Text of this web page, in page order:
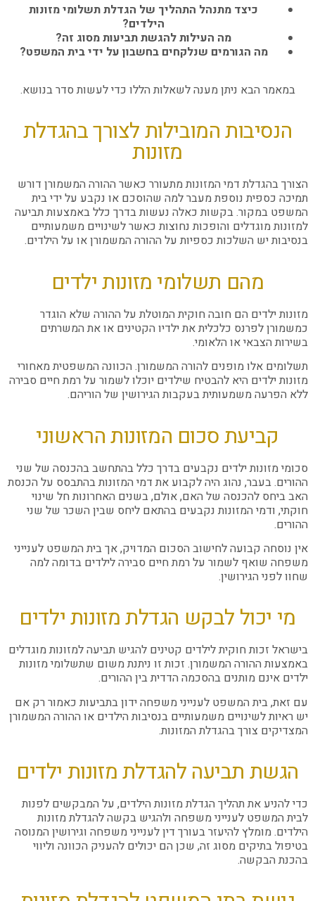
כיצד מתנהל התהליך של הגדלת תשלומי מזונות
הילדים?
מה העילות להגשת תביעות מסוג זה?
מה הגורמים שנלקחים בחשבון על ידי בית המשפט?
במאמר הבא ניתן מענה לשאלות הללו כדי לעשות סדר בנושא.
הנסיבות המובילות לצורך בהגדלת
מזונות
הצורך בהגדלת דמי המזונות מתעורר כאשר ההורה המשמורן דורש
תמיכה כספית נוספת מעבר למה שהוסכם או נקבע על ידי בית
המשפט במקור. בקשות כאלה נעשות בדרך כלל באמצעות תביעה
למזונות מוגדלים והופכות נחוצות כאשר לשינויים משמעותיים
בנסיבות יש השלכות כספיות על ההורה המשמורן או על הילדים.
מהם תשלומי מזונות ילדים
מזונות ילדים הם חובה חוקית המוטלת על ההורה שלא הוגדר
כמשמורן לפרנס כלכלית את ילדיו הקטינים או את המשרתים
בשירות הצבאי או הלאומי.
תשלומים אלו מופנים להורה המשמורן. הכוונה המשפטית מאחורי
מזונות ילדים היא להבטיח שילדים יוכלו לשמור על רמת חיים סבירה
ללא הפרעה משמעותית בעקבות הגירושין של הוריהם.
קביעת סכום המזונות הראשוני
סכומי מזונות ילדים נקבעים בדרך כלל בהתחשב בהכנסה של שני
ההורים. בעבר, נהוג היה לקבוע את דמי המזונות בהתבסס על הכנסת
האב ביחס להכנסה של האם, אולם, בשנים האחרונות חל שינוי
חוקתי, ודמי המזונות נקבעים בהתאם ליחס שבין השכר של שני
ההורים.
אין נוסחה קבועה לחישוב הסכום המדויק, אך בית המשפט לענייני
משפחה שואף לשמור על רמת חיים סבירה לילדים בדומה למה
שחוו לפני הגירושין.
מי יכול לבקש הגדלת מזונות ילדים
בישראל זכות חוקית לילדים קטינים להגיש תביעה למזונות מוגדלים
באמצעות ההורה המשמורן. זכות זו ניתנת משום שתשלומי מזונות
ילדים אינם מותנים בהסכמה הדדית בין ההורים.
עם זאת, בית המשפט לענייני משפחה ידון בתביעות כאמור רק אם
יש ראיות לשינויים משמעותיים בנסיבות הילדים או ההורה המשמורן
המצדיקים צורך בהגדלת המזונות.
הגשת תביעה להגדלת מזונות ילדים
כדי להניע את תהליך הגדלת מזונות הילדים, על המבקשים לפנות
לבית המשפט לענייני משפחה ולהגיש בקשה להגדלת מזונות
הילדים. מומלץ להיעזר בעורך דין לענייני משפחה וגירושין המנוסה
בטיפול בתיקים מסוג זה, שכן הם יכולים להעניק הכוונה וליווי
בהכנת הבקשה.